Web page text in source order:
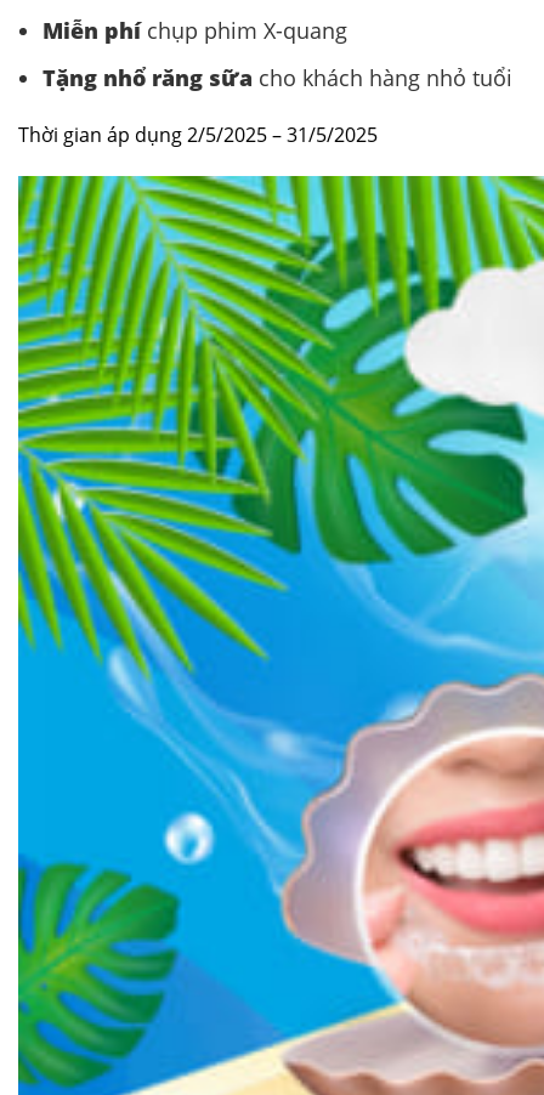
Miễn phíchụp phim X-quang
Tặng nhổ răng sữa cho khách hàng nhỏ tuổi
Thời gian áp dụng 2/5/2025 – 31/5/2025